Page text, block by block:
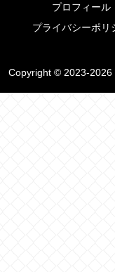
プロフィール
プライバシーポリ
Copyright © 2023-2026